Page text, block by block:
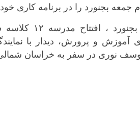
بجنورد را در برنامه کاری خود
افتتاح مدرسه
و پرورش، دیدار با
نوری در سفر به خراسان